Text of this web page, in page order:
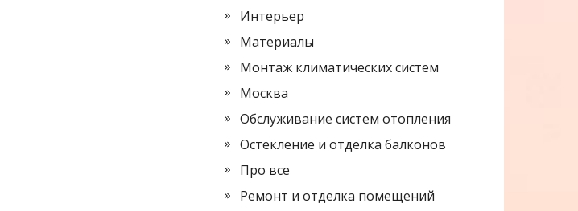
Интерьер
Материалы
Монтаж климатических систем
Москва
Обслуживание систем отопления
Остекление и отделка балконов
Про все
Ремонт и отделка помещений